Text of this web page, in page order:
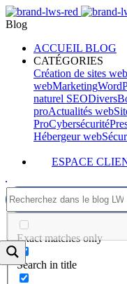
Blog
ACCUEIL BLOG
CATÉGORIES
Création de sites web
webMarketing
naturel SEODivers
proActualités web
ProCybersécurité
Hébergeur web
ESPACE
Exact matches only
Search in title